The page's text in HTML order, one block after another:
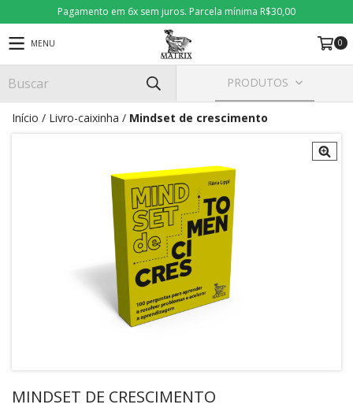
Pagamento em 6x sem juros. Parcela mínima R$30,00
MENU 0
PRODUTOS
Início / Livro-caixinha / Mindset de crescimento
MINDSET DE CRESCIMENTO